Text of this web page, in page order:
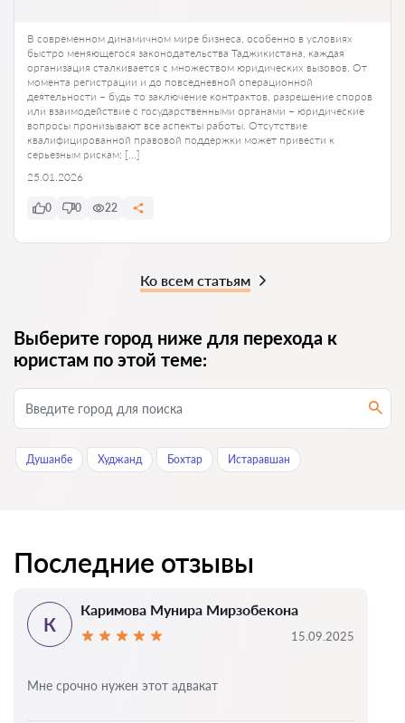
В современном динамичном мире бизнеса, особенно в условиях
быстро меняющегося законодательства Таджикистана, каждая
организация сталкивается с множеством юридических вызовов. От
момента регистрации и до повседневной операционной
деятельности – будь то заключение контрактов, разрешение споров
или взаимодействие с государственными органами – юридические
вопросы пронизывают все аспекты работы. Отсутствие
квалифицированной правовой поддержки может привести к
серьезным рискам: […]
25.01.2026
0 0 22
Ко всем статьям
Выберите город ниже для перехода к
юристам по этой теме:
Душанбе Худжанд Бохтар Истаравшан
Последние отзывы
К
Каримова Мунира Мирзобекона
15.09.2025
Мне срочно нужен этот адвакат